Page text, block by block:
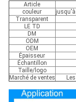
Article
couleur
Transparent
LE TD
DM
ODM
OEM
Épaisseur
Échantillon
Taille/logo
Marché de ventes